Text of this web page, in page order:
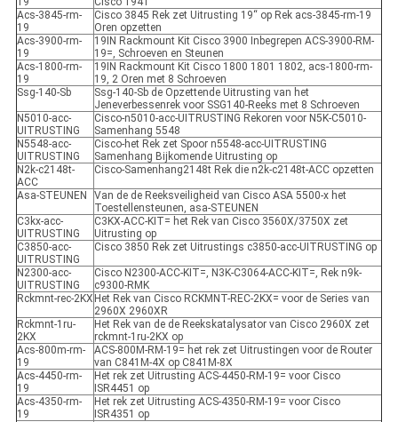
Acs-3845-rm-
19
Cisco 3845 Rek zet Uitrusting 19“ op Rek acs-3845-rm-19
Oren opzetten
Acs-3900-rm-
19
19IN Rackmount Kit Cisco 3900 Inbegrepen ACS-3900-RM-
19=, Schroeven en Steunen
Acs-1800-rm-
19
19IN Rackmount Kit Cisco 1800 1801 1802, acs-1800-rm-
19, 2 Oren met 8 Schroeven
Ssg-140-Sb
Ssg-140-Sb de Opzettende Uitrusting van het
Jeneverbessenrek voor SSG140-Reeks met 8 Schroeven
N5010-acc-
UITRUSTING
Cisco-n5010-acc-UITRUSTING Rekoren voor N5K-C5010-
Samenhang 5548
N5548-acc-
UITRUSTING
Cisco-het Rek zet Spoor n5548-acc-UITRUSTING
Samenhang Bijkomende Uitrusting op
N2k-c2148t-
ACC
Cisco-Samenhang2148t Rek die n2k-c2148t-ACC opzetten
Asa-STEUNEN
Van de de Reeksveiligheid van Cisco ASA 5500-x het
Toestellensteunen, asa-STEUNEN
C3kx-acc-
UITRUSTING
C3KX-ACC-KIT= het Rek van Cisco 3560X/3750X zet
Uitrusting op
C3850-acc-
UITRUSTING
Cisco 3850 Rek zet Uitrustings c3850-acc-UITRUSTING op
N2300-acc-
UITRUSTING
Cisco N2300-ACC-KIT=, N3K-C3064-ACC-KIT=, Rek n9k-
c9300-RMK
Rckmnt-rec-2KX Het Rek van Cisco RCKMNT-REC-2KX= voor de Series van
2960X 2960XR
Rckmnt-1ru-
2KX
Het Rek van de de Reekskatalysator van Cisco 2960X zet
rckmnt-1ru-2KX op
Acs-800m-rm-
19
ACS-800M-RM-19= het rek zet Uitrustingen voor de Router
van C841M-4X op C841M-8X
Acs-4450-rm-
19
Het rek zet Uitrusting ACS-4450-RM-19= voor Cisco
ISR4451 op
Acs-4350-rm-
19
Het rek zet Uitrusting ACS-4350-RM-19= voor Cisco
ISR4351 op